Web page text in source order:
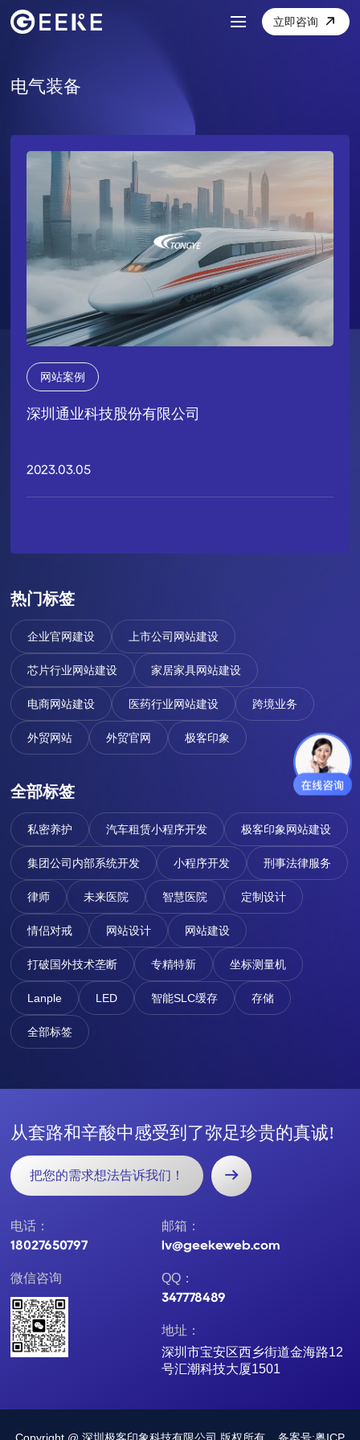
立即咨询
电气装备
网站案例
深圳通业科技股份有限公司
2023.03.05
热门标签
企业官网建设 上市公司网站建设
芯片行业网站建设 家居家具网站建设
电商网站建设 医药行业网站建设 跨境业务
外贸网站 外贸官网 极客印象
全部标签
私密养护 汽车租赁小程序开发 极客印象网站建设
集团公司内部系统开发 小程序开发 刑事法律服务
律师 未来医院 智慧医院 定制设计
情侣对戒 网站设计 网站建设
打破国外技术垄断 专精特新 坐标测量机
Lanple LED 智能SLC缓存 存储
全部标签
从套路和辛酸中感受到 了弥足珍贵的真诚!
把您的需求想法告诉我们！
电话：
18027650797
微信咨询
邮箱：
lv@geekeweb.com
QQ：
347778489
地址：
深圳市宝安区西乡街道金海路12
号汇潮科技大厦1501